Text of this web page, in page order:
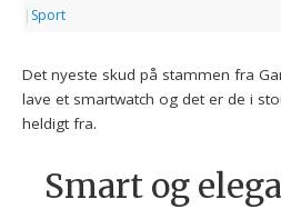
| Sport
Det nyeste skud på stammen fra
lave et smartwatch og det er de i
heldigt fra.
Smart og